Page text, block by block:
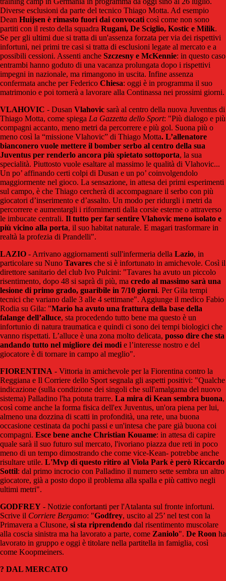
Diverse esclusioni da parte del tecnico Thiago Motta. Ad esempio
Dean Huijsen è rimasto fuori dai convocati così come non sono
partiti con il resto della squadra Rugani, De Sciglio, Kostic e Milik.
Se per gli ultimi due si tratta di un'assenza forzata per via dei rispettivi
infortuni, nei primi tre casi si tratta di esclusioni legate al mercato e a
possibili cessioni. Assenti anche Szczesny e McKennie: in questo caso
entrambi hanno goduto di una vacanza prolungata dopo i rispettivi
impegni in nazionale, ma rimangono in uscita. Infine assenza
confermata anche per Federico Chiesa: oggi è in programma il suo
matrimonio e poi tornerà a lavorare alla Continassa nei prossimi giorni.
VLAHOVIC - Dusan Vlahovic sarà al centro della nuova Juventus di
Thiago Motta, come spiega La Gazzetta dello Sport: "Più dialogo e più
compagni accanto, meno metri da percorrere e più gol. Suona più o
meno così la “missione Vlahovic” di Thiago Motta. L’allenatore
bianconero vuole mettere il bomber serbo al centro della sua
Juventus per renderlo ancora più spietato sottoporta, la sua
specialità. Piuttosto vuole esaltare al massimo le qualità di Vlahovic...
Un po’ affinando certi colpi di Dusan e un po’ coinvolgendolo
maggiormente nel gioco. La sensazione, in attesa dei primi esperimenti
sul campo, è che Thiago cercherà di accompagnare il serbo con più
giocatori d’inserimento e d’assalto. Un modo per ridurgli i metri da
percorrere e aumentargli i rifornimenti dalla corsie esterne o attraverso
le imbucate centrali. Il tutto per far sentire Vlahovic meno isolato e
più vicino alla porta, il suo habitat naturale. E magari trasformare in
realtà la profezia di Prandelli".
LAZIO - Arrivano aggiornamenti sull'infermeria della Lazio, in
particolare su Nuno Tavares che si è infortunato in amichevole. Così il
direttore sanitario del club Ivo Pulcini: "Tavares ha avuto un piccolo
risentimento, dopo 48 si saprà di più, ma credo al massimo sarà una
lesione di primo grado, guaribile in 7/10 giorni. Per Gila tempi
tecnici che variano dalle 3 alle 4 settimane". Aggiunge il medico Fabio
Rodia su Gila: "Mario ha avuto una frattura della base della
falange dell’alluce, sta procedendo tutto bene ma questo è un
infortunio di natura traumatica e quindi ci sono dei tempi biologici che
vanno rispettati. L’alluce è una zona molto delicata, posso dire che sta
andando tutto nel migliore dei modi e l’interesse nostro e del
giocatore è di tornare in campo al meglio".
FIORENTINA - Vittoria in amichevole per la Fiorentina contro la
Reggiana e Il Corriere dello Sport segnala gli aspetti positivi: "Qualche
indicazione (sulla condizione dei singoli che sull'amalgama del nuovo
sistema) Palladino l'ha potuta trarre. La mira di Kean sembra buona,
così come anche la forma fisica dell'ex Juventus, un'ora piena per lui,
almeno una dozzina di scatti in profondità, una rete, una buona
occasione cestinata da pochi passi e un'intesa che pare già buona coi
compagni. Esce bene anche Christian Kouame: in attesa di capire
quale sarà il suo futuro sul mercato, l'ivoriano piazza due reti in poco
meno di un tempo dimostrando che come vice-Kean- potrebbe anche
risultare utile. L'Mvp di questo ritiro al Viola Park è però Riccardo
Sottil: dal primo incrocio con Palladino il numero sette sembra un altro
giocatore, già a posto dopo il problema alla spalla e più cattivo negli
ultimi metri".
GODFREY - Notizie confortanti per l'Atalanta sul fronte infortuni.
Scrive il Corriere Bergamo: "Godfrey, uscito al 25’ nel test con la
Primavera a Clusone, si sta riprendendo dal risentimento muscolare
alla coscia sinistra ma ha lavorato a parte, come Zaniolo". De Roon ha
lavorato in gruppo e oggi è titolare nella partitella in famiglia, così
come Koopmeiners.
? DAL MERCATO